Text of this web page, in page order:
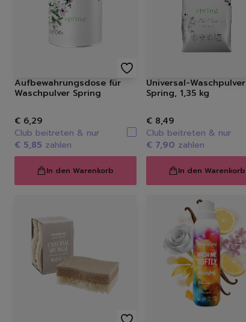
Aufbewahrungsdose für
Waschpulver Spring
€ 6,29
Club beitreten & nur
€ 5,85 zahlen
In den Warenkorb
Universal-Waschpulver
Spring, 1,35 kg
€ 8,49
Club beitreten & nur
€ 7,90 zahlen
In den Warenkorb